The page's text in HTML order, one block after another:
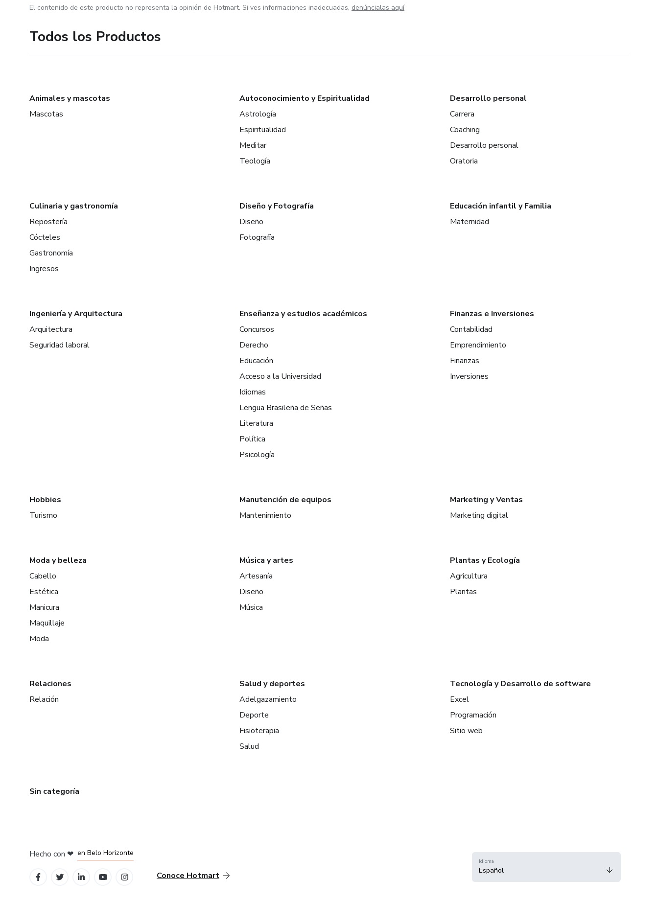
El contenido de este producto no representa la opinión de Hotmart. Si ves informaciones inadecuadas, denúncialas aquí
Todos los Productos
Animales y mascotas
Mascotas
Autoconocimiento y Espiritualidad
Astrología
Espiritualidad
Meditar
Teología
Desarrollo personal
Carrera
Coaching
Desarrollo personal
Oratoria
Culinaria y gastronomía
Repostería
Cócteles
Gastronomía
Ingresos
Diseño y Fotografía
Diseño
Fotografía
Educación infantil y Familia
Maternidad
Ingeniería y Arquitectura
Arquitectura
Seguridad laboral
Enseñanza y estudios académicos
Concursos
Derecho
Educación
Acceso a la Universidad
Idiomas
Lengua Brasileña de Señas
Literatura
Política
Psicología
Finanzas e Inversiones
Contabilidad
Emprendimiento
Finanzas
Inversiones
Hobbies
Turismo
Manutención de equipos
Mantenimiento
Marketing y Ventas
Marketing digital
Moda y belleza
Cabello
Estética
Manicura
Maquillaje
Moda
Música y artes
Artesanía
Diseño
Música
Plantas y Ecología
Agricultura
Plantas
Relaciones
Relación
Salud y deportes
Adelgazamiento
Deporte
Fisioterapia
Salud
Tecnología y Desarrollo de software
Excel
Programación
Sitio web
Sin categoría
Hecho con ❤ en Belo Horizonte
Conoce Hotmart
Idioma
Español